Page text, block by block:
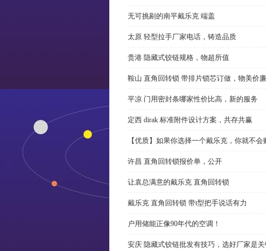
无可挑剔的南平戴乐克 端盖
太原 轻型拉手厂家电话，铸造品质
贵港 隐藏式铰链规格，物超所值
鞍山 直角回转锁 带排片锁芯订做，物美价廉
平凉 门用密封条哪家性价比高，新的服务
定西 dirak 标准附件设计方案，共存共赢
【优质】如果你选择一个戴乐克，你就不
许昌 直角回转锁报价单，公开
让袁总满意的戴乐克 直角回转锁
戴乐克 直角回转锁 带t型把手说话有力
户用储能正像90年代的空调！
安庆 隐藏式铰链批发有技巧，选好厂家是